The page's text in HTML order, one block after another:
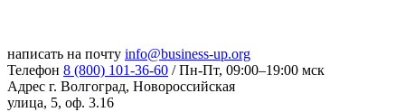
написать на почту info@business-up.org
Телефон 8 (800) 101-36-60 / Пн-Пт, 09:00–19:00 мск
Адрес г. Волгоград, Новороссийская
улица, 5, оф. 3.16